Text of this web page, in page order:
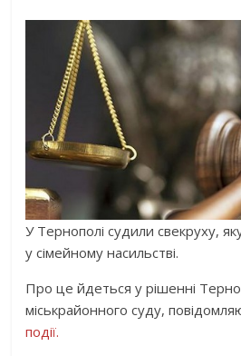
У Тернополі судили свекруху,
у сімейному насильстві.
Про це йдеться у рішенні
міськрайонного суду,
події.